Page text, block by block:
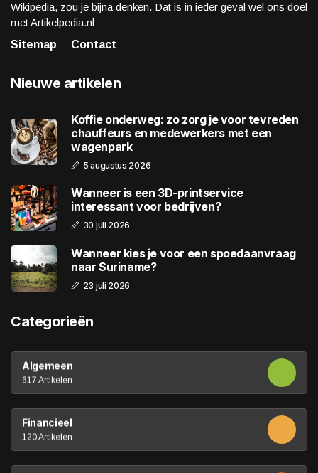
Wikipedia, zou je bijna denken. Dat is in ieder geval wel ons doel
met Artikelpedia.nl
Sitemap
Contact
Nieuwe artikelen
Koffie onderweg: zo zorg je voor tevreden
chauffeurs en medewerkers met een
wagenpark
5 augustus 2026
Wanneer is een 3D-printservice
interessant voor bedrijven?
30 juli 2026
Wanneer kies je voor een spoedaanvraag
naar Suriname?
23 juli 2026
Categorieën
Algemeen
617 Artikelen
Financieel
120 Artikelen